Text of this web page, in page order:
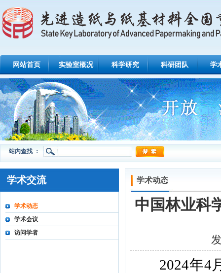
网站首页 实验室概况 科学研究 科研团队 学
站内查找 ：
学术交流
学术动态
学术会议
访问学者
学术动态
中国林业科
2024年4月